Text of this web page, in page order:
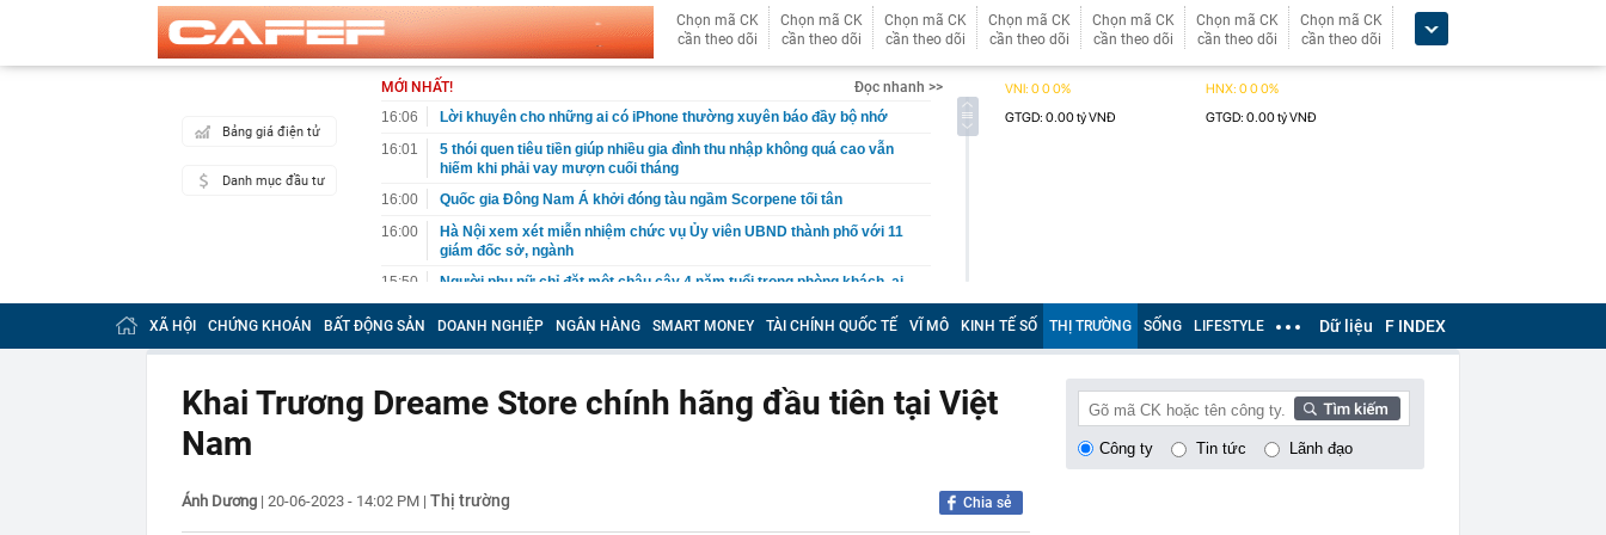
Chọn mã CK
cần theo dõi
Chọn mã CK
cần theo dõi
Chọn mã CK
cần theo dõi
Chọn mã CK
cần theo dõi
Chọn mã CK
cần theo dõi
Chọn mã CK
cần theo dõi
Chọn mã CK
cần theo dõi
Bảng giá điện tử
Danh mục đầu tư
MỚI NHẤT!
Đọc nhanh >>
16:06
Lời khuyên cho những ai có iPhone thường xuyên báo đầy bộ nhớ
16:01
5 thói quen tiêu tiền giúp nhiều gia đình thu nhập không quá cao vẫn
hiếm khi phải vay mượn cuối tháng
16:00
Quốc gia Đông Nam Á khởi đóng tàu ngầm Scorpene tối tân
16:00
Hà Nội xem xét miễn nhiệm chức vụ Ủy viên UBND thành phố với 11
giám đốc sở, ngành
15:50
Người phụ nữ chỉ đặt một chậu cây 4 năm tuổi trong phòng khách, ai
bước vào đều khen: “Nhìn thôi đã thấy thư thái”
15:49
Vì sao một số điện thoại Android không còn chạy được ứng dụng
YouTube?
15:30
Phát hiện nhiều túi bọc chứa 21 tỷ đồng tiền mặt trôi dạt vào bờ biển
đầu tư dự kiến gần 350.000 tỷ đồng
15:27
Vừa đi nắng về đã đứng trước quạt mạnh: Thói quen tưởng mát lại gây
XÃ HỘI CHỨNG KHOÁN BẤT ĐỘNG SẢN DOANH NGHIỆP NGÂN HÀNG SMART MONEY TÀI CHÍNH QUỐC TẾ VĨ MÔ KINH TẾ SỐ THỊ TRƯỜNG SỐNG LIFESTYLE Dữ liệu F INDEX
Khai Trương Dreame Store chính hãng đầu tiên tại Việt
Nam
Ánh Dương | 20-06-2023 - 14:02 PM | Thị trường Chia sẻ
Công ty Tin tức Lãnh đạo